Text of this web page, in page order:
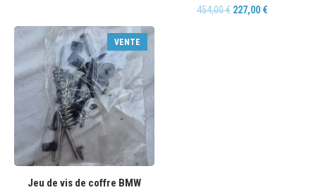
454,00€ 227,00 €
VENTE
Jeu de vis de coffre BMW